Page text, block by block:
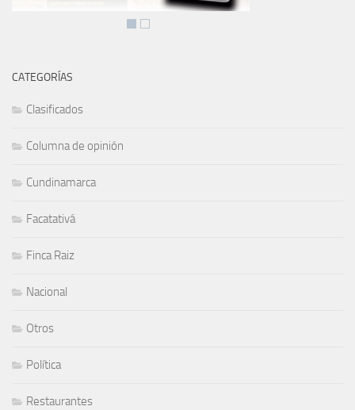
CATEGORÍAS
Clasificados
Columna de opinión
Cundinamarca
Facatativá
Finca Raiz
Nacional
Otros
Política
Restaurantes